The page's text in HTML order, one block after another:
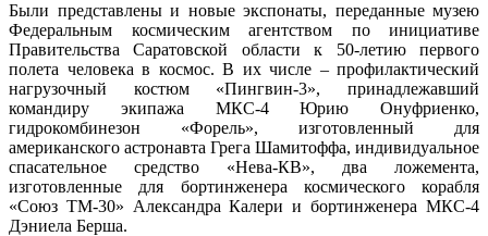
Были представлены и новые экспонаты, переданные музею
Федеральным космическим агентством по инициативе
Правительства Саратовской области к 50-летию первого
полета человека в космос. В их числе – профилактический
нагрузочный костюм «Пингвин-3», принадлежавший
командиру экипажа МКС-4 Юрию Онуфриенко,
гидрокомбинезон «Форель», изготовленный для
американского астронавта Грега Шамитоффа, индивидуальное
спасательное средство «Нева-КВ», два ложемента,
изготовленные для бортинженера космического корабля
«Союз ТМ-30» Александра Калери и бортинженера МКС-4
Дэниела Берша.